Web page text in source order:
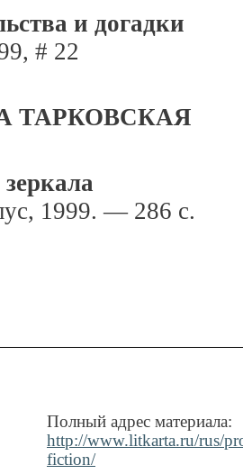
и догадки
# 22
ТАРКОВСКАЯ
1999. — 286 с.
Полный адрес материала:
http://www.litkarta.ru/rus/
fiction/